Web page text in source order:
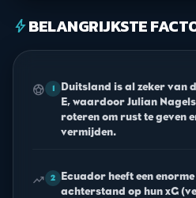
boltBELANGRIJKSTE
sports_soccer 1
Duitsland is al zeker van
E, waardoor Julian
roteren om rust te geven
vermijden.
trending_up 2
Ecuador heeft een
achterstand op hun xG